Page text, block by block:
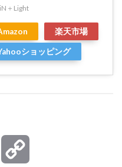
＋Light
楽天市場
ショッピング
Hatena